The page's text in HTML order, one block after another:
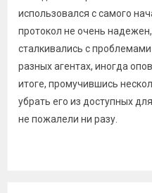
использовался с самого
протокол не очень
сталкивались с
разных агентах, иногда
итоге, промучившись
убрать его из доступных
не пожалели ни разу.